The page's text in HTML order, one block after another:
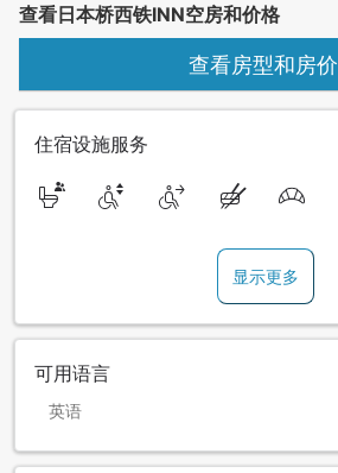
查看日本桥西铁INN空房和价格
查看房型和房价
住宿设施服务
显示更多
可用语言
英语